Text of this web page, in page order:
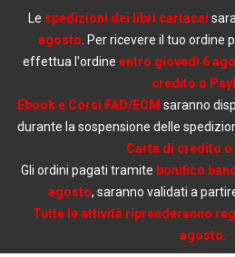
Le spedizioni dei libri cartacei
agosto . Per ricevere il tuo ordine
effettua l'ordine entro giovedì 6
credito o
Ebook e Corsi FAD/ECM saranno
durante la sospensione delle
Carta di credito o
Gli ordini pagati tramite bonifico
agosto, saranno validati a
Tutte le attività riprenderanno
agosto.